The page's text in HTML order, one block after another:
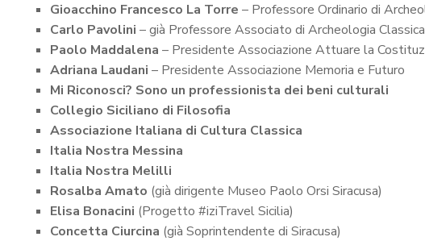
Gioacchino Francesco La Torre – Professore Ordinario di
Carlo Pavolini – già Professore Associato di Archeologia
Paolo Maddalena – Presidente Associazione Attuare la
Adriana Laudani – Presidente Associazione Memoria e Futuro
Mi Riconosci? Sono un professionista dei beni culturali
Collegio Siciliano di Filosofia
Associazione Italiana di Cultura Classica
Italia Nostra Messina
Italia Nostra Melilli
Rosalba Amato (già dirigente Museo Paolo Orsi Siracusa)
Elisa Bonacini (Progetto #iziTravel Sicilia)
Concetta Ciurcina (già Soprintendente di Siracusa)